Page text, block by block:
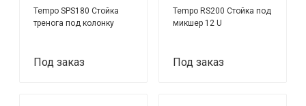
Tempo SPS180 Стойка
тренога под колонку
Под заказ
Tempo RS200 Стойка под
микшер 12 U
Под заказ